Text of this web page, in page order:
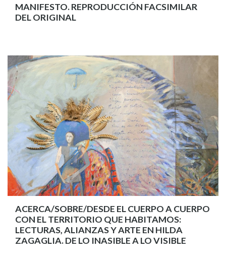
MANIFESTO. REPRODUCCIÓN FACSIMILAR
DEL ORIGINAL
ACERCA/SOBRE/DESDE EL CUERPO A CUERPO
CON EL TERRITORIO QUE HABITAMOS:
LECTURAS, ALIANZAS Y ARTE EN HILDA
ZAGAGLIA. DE LO INASIBLE A LO VISIBLE